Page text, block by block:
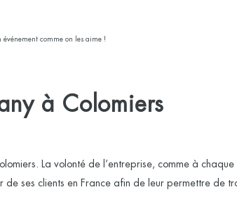
comme on les aime !
à Colomiers
La volonté de l’entreprise, comme à
ses clients en France afin de leur permettre de